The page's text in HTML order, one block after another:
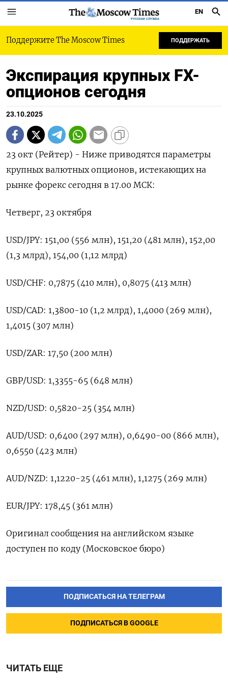
РУССКАЯ СЛУЖБА
EN
Поддержите The Moscow Times ПОДДЕРЖАТЬ
Экспирация крупных FX-
опционов сегодня
23.10.2025
23 окт (Рейтер) - Ниже приводятся параметры
крупных валютных опционов, истекающих на
рынке форекс сегодня в 17.00 МСК:
Четверг, 23 октября
USD/JPY: 151,00 (556 млн), 151,20 (481 млн), 152,00
(1,3 млрд), 154,00 (1,12 млрд)
USD/CHF: 0,7875 (410 млн), 0,8075 (413 млн)
USD/CAD: 1,3800-10 (1,2 млрд), 1,4000 (269 млн),
1,4015 (307 млн)
USD/ZAR: 17,50 (200 млн)
GBP/USD: 1,3355-65 (648 млн)
NZD/USD: 0,5820-25 (354 млн)
AUD/USD: 0,6400 (297 млн), 0,6490-00 (866 млн),
0,6550 (423 млн)
AUD/NZD: 1,1220-25 (461 млн), 1,1275 (269 млн)
EUR/JPY: 178,45 (361 млн)
Оригинал сообщения на английском языке
доступен по коду (Московское бюро)
ПОДПИСАТЬСЯ НА ТЕЛЕГРАМ
ПОДПИСАТЬСЯ В GOOGLE
ЧИТАТЬ ЕЩЕ